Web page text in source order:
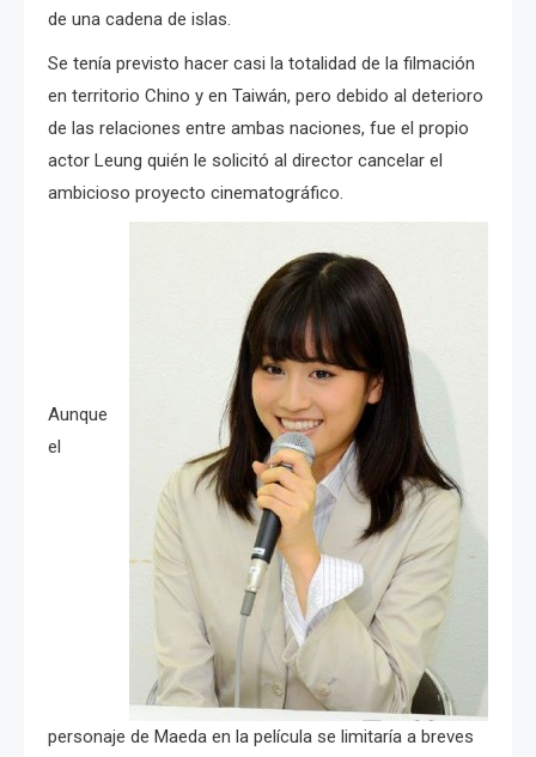
de una cadena de islas.
Se tenía previsto hacer casi la totalidad de la filmación
en territorio Chino y en Taiwán, pero debido al deterioro
de las relaciones entre ambas naciones, fue el propio
actor Leung quién le solicitó al director cancelar el
ambicioso proyecto cinematográfico.
Aunque
el
personaje de Maeda en la película se limitaría a breves